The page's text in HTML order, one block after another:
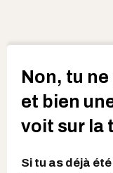
Non, tu
et bien
voit sur la
Si tu as déjà